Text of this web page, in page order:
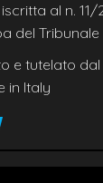
al n. 11/
del Tribunale
e tutelato dal
in Italy